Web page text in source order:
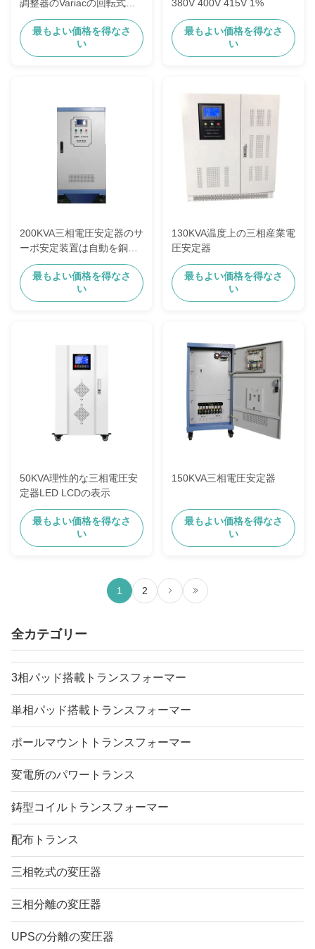
調整器のVariacの回転式ノ
ブ0-250VAC
最もよい価格を得なさ
い
380V 400V 415V 1%
最もよい価格を得なさ
い
200KVA三相電圧安定器のサ
ーボ安定装置は自動を銅張
りにする
最もよい価格を得なさ
い
130KVA温度上の三相産業電
圧安定器
最もよい価格を得なさ
い
50KVA理性的な三相電圧安
定器LED LCDの表示
最もよい価格を得なさ
い
150KVA三相電圧安定器
最もよい価格を得なさ
い
1 2
全カテゴリー
3相パッド搭載トランスフォーマー
単相パッド搭載トランスフォーマー
ポールマウントトランスフォーマー
変電所のパワートランス
鋳型コイルトランスフォーマー
配布トランス
三相乾式の変圧器
三相分離の変圧器
UPSの分離の変圧器